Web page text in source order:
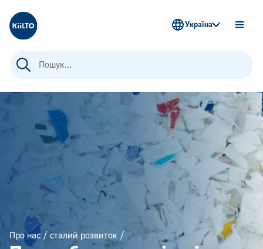
Kiilto Ukraine
Пошук:
OPEN
Україна
Про нас / сталий розвиток /